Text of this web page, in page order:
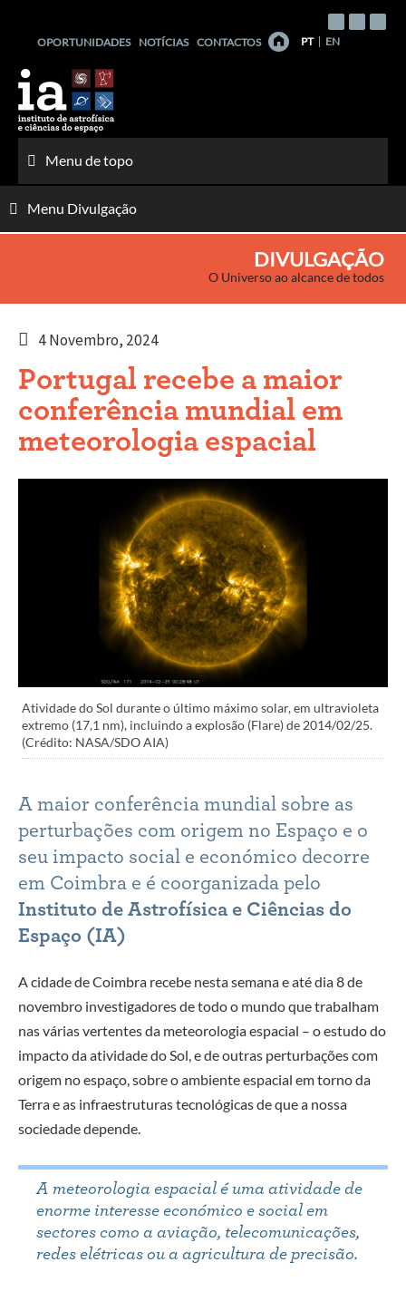
conteúdo
OPORTUNIDADES NOTÍCIAS CONTACTOS PT EN
Menu de topo
Menu Divulgação
DIVULGAÇÃO
O Universo ao alcance de todos
4 Novembro, 2024
Portugal recebe a maior
conferência mundial em
meteorologia espacial
Atividade do Sol durante o último máximo solar, em ultravioleta
extremo (17,1 nm), incluindo a explosão (Flare) de 2014/02/25.
(Crédito: NASA/SDO AIA)
A maior conferência mundial sobre as
perturbações com origem no Espaço e o
seu impacto social e económico decorre
em Coimbra e é coorganizada pelo
Instituto de Astrofísica e Ciências do
Espaço (IA)
A cidade de Coimbra recebe nesta semana e até dia 8 de
novembro investigadores de todo o mundo que trabalham
nas várias vertentes da meteorologia espacial – o estudo do
impacto da atividade do Sol, e de outras perturbações com
origem no espaço, sobre o ambiente espacial em torno da
Terra e as infraestruturas tecnológicas de que a nossa
sociedade depende.
A meteorologia espacial é uma atividade de
enorme interesse económico e social em
sectores como a aviação, telecomunicações,
redes elétricas ou a agricultura de precisão.